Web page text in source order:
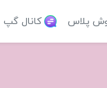
پلاس کانال گپ